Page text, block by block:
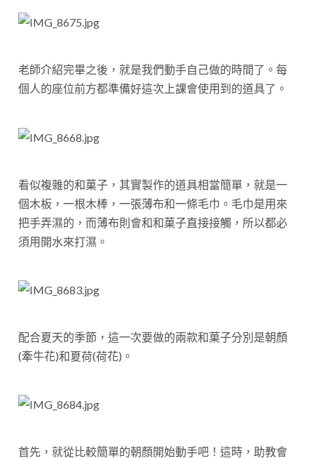
老師介紹完畢之後，就是我們動手自己做的時間了。每
個人的座位前方都準備好這次上課會使用到的道具了。
看似複雜的和菓子，其實製作的道具相當簡單，就是一
個木板，一根木棒，一張薄布和一條毛巾。毛巾是用來
把手弄濕的，而薄布則會和和菓子直接接觸，所以都必
須用開水來打濕。
配合夏天的季節，這一次要做的兩款和菓子分別是朝顏
(牽牛花)和夏荷(荷花)。
首先，就從比較簡單的朝顏開始動手吧！這時，助教會